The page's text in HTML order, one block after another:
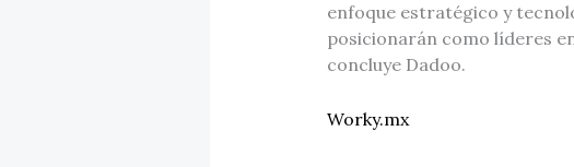
enfoque estratégico y
posicionarán como líderes
concluye Dadoo.
Worky.mx